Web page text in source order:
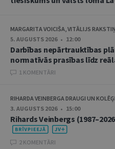
MARGARITA VOICIŠA, VITĀLIJS
5. AUGUSTS 2026 • 12:00
Darbības nepārtrauktības
normatīvās prasības līdz
1 KOMENTĀRI
RIHARDA VEINBERGA DRAUGI UN KOLĒĢI
3. AUGUSTS 2026 • 15:00
Rihards Veinbergs
2 KOMENTĀRI